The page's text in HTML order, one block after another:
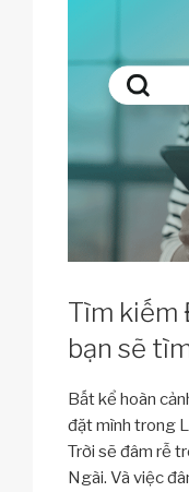
Tìm kiếm
bạn sẽ
Bất kể hoàn
đặt mình trong
Trời sẽ đâm rễ
Ngài. Và việc